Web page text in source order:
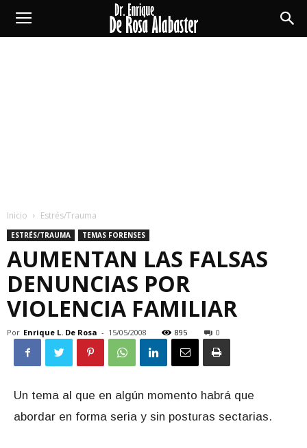
Enrique
Inicio Estrés/Trauma
ESTRÉS/TRAUMA TEMAS FORENSES
AUMENTAN LAS FALSAS
DENUNCIAS POR
VIOLENCIA FAMILIAR
Por Enrique L. De Rosa - 15/05/2008 895 0
Un tema al que en algún momento habrá que
abordar en forma seria y sin posturas sectarias.